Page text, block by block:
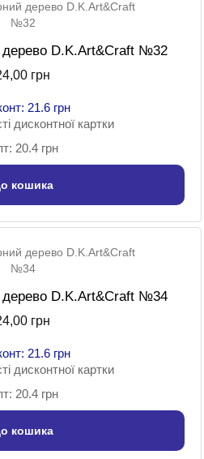
дерево D.K.Art&Craft №32
грн
21.6 грн
дисконтної картки
20.4 грн
кошика
дерево D.K.Art&Craft №34
грн
21.6 грн
дисконтної картки
20.4 грн
кошика